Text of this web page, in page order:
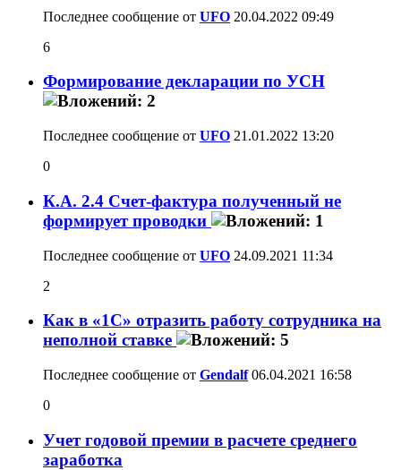
Последнее сообщение от UFO 20.04.2022 09:49
6
Формирование декларации по УСН
Последнее сообщение от UFO 21.01.2022 13:20
0
К.А. 2.4 Счет-фактура полученный не
формирует проводки
Последнее сообщение от UFO 24.09.2021 11:34
2
Как в «1С» отразить работу сотрудника на
неполной ставке
Последнее сообщение от Gendalf06.04.2021 16:58
0
Учет годовой премии в расчете среднего
заработка